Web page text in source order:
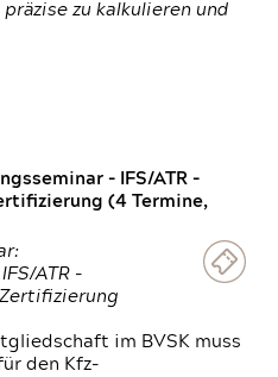
zu kalkulieren und
- IFS/ATR -
(4 Termine,
ATR -
im BVSK muss
den Kfz-